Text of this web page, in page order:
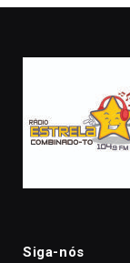
Siga-nós